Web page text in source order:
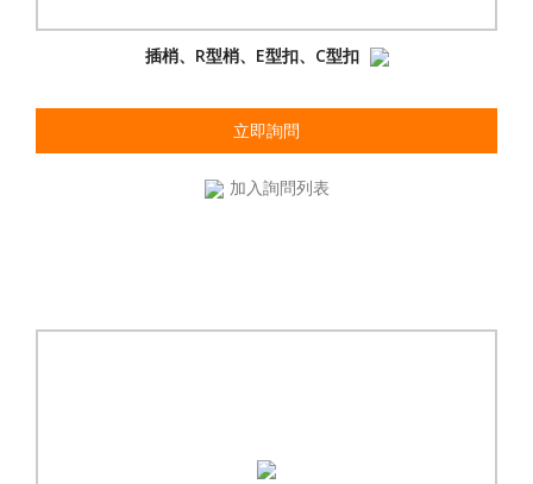
插梢、R型梢、E型扣、C型扣
立即詢問
加入詢問列表